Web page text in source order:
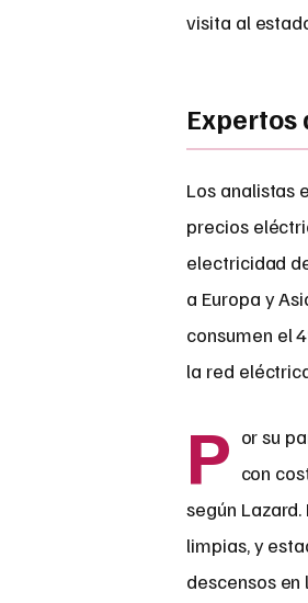
visita al
Expertos
Los analistas
precios
electricidad
a Europa y
consumen el
la red
P or su
con
según
limpias, y
descensos en